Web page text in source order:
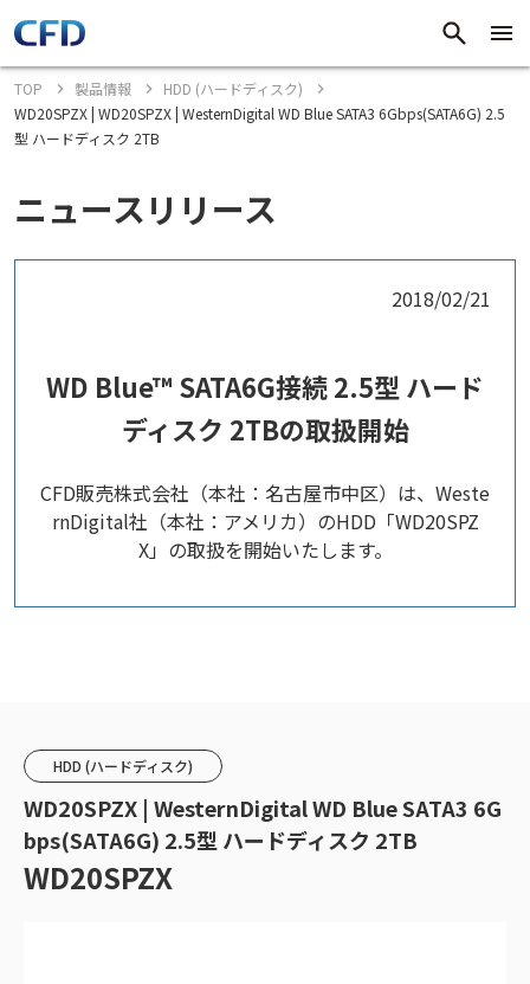
TOP 製品情報
HDD (ハードディスク)
WD20SPZX | WD20SPZX | WesternDigital WD Blue SATA3 6Gbps(SATA6G) 2.5
型 ハードディスク 2TB
ニュースリリース
2018/02/21
WD Blue™ SATA6G接続 2.5型 ハード
ディスク 2TBの取扱開始
CFD販売株式会社（本社：名古屋市中区）は、Weste
rnDigital社（本社：アメリカ）のHDD「WD20SPZ
X」の取扱を開始いたします。
HDD (ハードディスク)
WD20SPZX | WesternDigital WD Blue SATA3 6G
bps(SATA6G) 2.5型 ハードディスク 2TB
WD20SPZX